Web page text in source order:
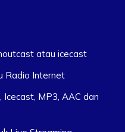
atau icecast
Radio Internet
MP3, AAC dan